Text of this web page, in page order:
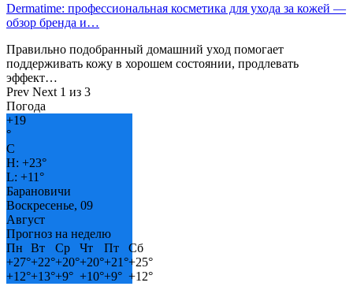
Dermatime: профессиональная косметика для ухода за кожей —
обзор бренда и…
Правильно подобранный домашний уход помогает
поддерживать кожу в хорошем состоянии, продлевать
эффект…
Prev Next 1 из 3
Погода
+19
°
C
H: +23°
L: +11°
Барановичи
Воскресенье, 09
Август
Прогноз на неделю
Пн
Вт Ср Чт Пт
Сб
+27°+22°+20°+20°+21°+25°
+12°+13°+9° +10°+9° +12°